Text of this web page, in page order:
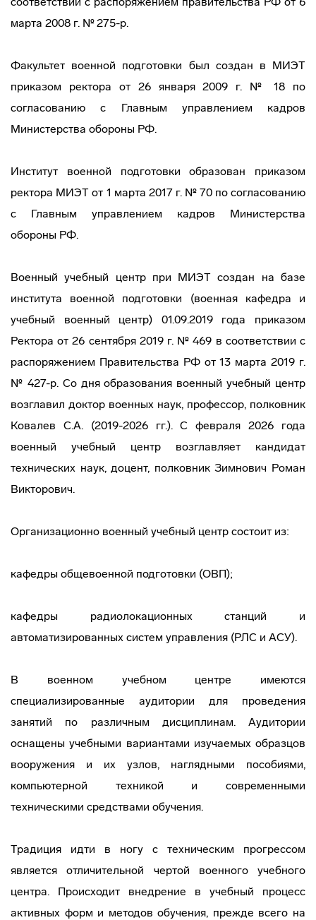
марта 2008 г. № 275-р.
Факультет военной подготовки был создан в МИЭТ
приказом ректора от 26 января 2009 г. № 18 по
согласованию с Главным управлением кадров
Министерства обороны РФ.
Институт военной подготовки образован приказом
ректора МИЭТ от 1 марта 2017 г. № 70 по согласованию
с Главным управлением кадров Министерства
обороны РФ.
Военный учебный центр при МИЭТ создан на базе
института военной подготовки (военная кафедра и
учебный военный центр) 01.09.2019 года приказом
Ректора от 26 сентября 2019 г. № 469 в соответствии с
распоряжением Правительства РФ от 13 марта 2019 г.
№ 427-р. Со дня образования военный учебный центр
возглавил доктор военных наук, профессор, полковник
Ковалев С.А. (2019-2026 гг.). С февраля 2026 года
военный учебный центр возглавляет кандидат
технических наук, доцент, полковник Зимнович Роман
Викторович.
Организационно военный учебный центр состоит из:
кафедры общевоенной подготовки (ОВП);
кафедры радиолокационных станций и
автоматизированных систем управления (РЛС и АСУ).
В военном учебном центре имеются
специализированные аудитории для проведения
занятий по различным дисциплинам. Аудитории
оснащены учебными вариантами изучаемых образцов
вооружения и их узлов, наглядными пособиями,
компьютерной техникой и современными
техническими средствами обучения.
Традиция идти в ногу с техническим прогрессом
является отличительной чертой военного учебного
центра. Происходит внедрение в учебный процесс
активных форм и методов обучения, прежде всего на